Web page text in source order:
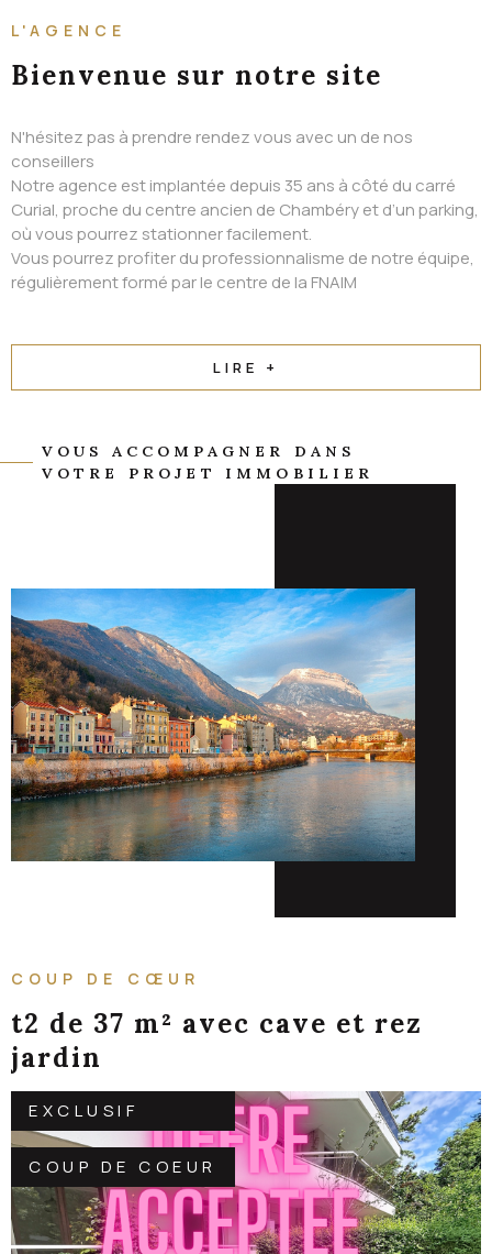
L'AGENCE
Bienvenue sur notre site
N'hésitez pas à prendre rendez vous avec un de nos
conseillers
Notre agence est implantée depuis 35 ans à côté du carré
Curial, proche du centre ancien de Chambéry et d’un parking,
où vous pourrez stationner facilement.
Vous pourrez profiter du professionnalisme de notre équipe,
régulièrement formé par le centre de la FNAIM
LIRE +
VOUS ACCOMPAGNER DANS
VOTRE PROJET IMMOBILIER
COUP DE CŒUR
t2 de 37 m² avec cave et rez
jardin
EXCLUSIF
COUP DE COEUR